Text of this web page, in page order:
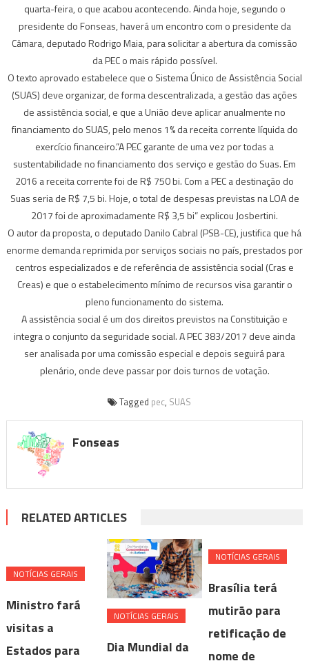
quarta-feira, o que acabou acontecendo. Ainda hoje, segundo o
presidente do Fonseas, haverá um encontro com o presidente da
Câmara, deputado Rodrigo Maia, para solicitar a abertura da comissão
da PEC o mais rápido possível.
O texto aprovado estabelece que o Sistema Único de Assistência Social
(SUAS) deve organizar, de forma descentralizada, a gestão das ações
de assistência social, e que a União deve aplicar anualmente no
financiamento do SUAS, pelo menos 1% da receita corrente líquida do
exercício financeiro.”A PEC garante de uma vez por todas a
sustentabilidade no financiamento dos serviço e gestão do Suas. Em
2016 a receita corrente foi de R$ 750 bi. Com a PEC a destinação do
Suas seria de R$ 7,5 bi. Hoje, o total de despesas previstas na LOA de
2017 foi de aproximadamente R$ 3,5 bi” explicou Josbertini.
O autor da proposta, o deputado Danilo Cabral (PSB-CE), justifica que há
enorme demanda reprimida por serviços sociais no país, prestados por
centros especializados e de referência de assistência social (Cras e
Creas) e que o estabelecimento mínimo de recursos visa garantir o
pleno funcionamento do sistema.
A assistência social é um dos direitos previstos na Constituição e
integra o conjunto da seguridade social. A PEC 383/2017 deve ainda
ser analisada por uma comissão especial e depois seguirá para
plenário, onde deve passar por dois turnos de votação.
Tagged pec, SUAS
Fonseas
RELATED ARTICLES
NOTÍ­CIAS GERAIS
Ministro fará
visitas a
Estados para
NOTÍ­CIAS GERAIS
Dia Mundial da
NOTÍ­CIAS GERAIS
Brasília terá
mutirão para
retificação de
nome de